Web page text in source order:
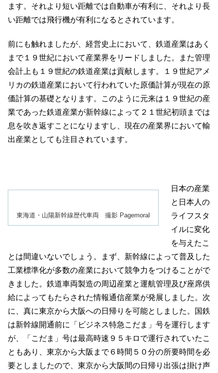
ます。それより短い距離では自動車が有利に、それより長
い距離では飛行機が有利になるとされています。
前にも触れましたが、経営史上において、鉄道産業はあく
まで１９世紀において産業界をリードしました。また管理
会計上も１９世紀の鉄道産業は貢献します。１９世紀アメ
リカの鉄道産業において行われていた原価計算が現在の原
価計算の基礎となります。このように元来は１９世紀の産
業であった鉄道産業が新幹線によって２１世紀初頭までは
息を吹き返すことになりますし、現在の産業界において輸
出産業としても注目されています。
東海道・山陽新幹線歴代車両 撮影 Pagemoral
日本の産業
と日本人の
ライフスタ
イルに変化
を与えたこ
とは間違いないでしょう。まず、新幹線によって普及した
工業標準化が多数の産業において競争力をつけることがで
きました。鉄道車両製造の周辺産業と運航管理及び座席供
給によってもたらされた情報通信産業が発展しました。次
に、真に東京から大阪への日帰りを可能としました。国鉄
は新幹線開通前に「ビジネス特急こだま」号を運行します
が、「こだま」号は最高時速９５キロで運行されていたこ
ともあり、東京から大阪まで６時間５０分の所要時間を必
要としましたので、東京から大阪間の日帰り出張は掛け声